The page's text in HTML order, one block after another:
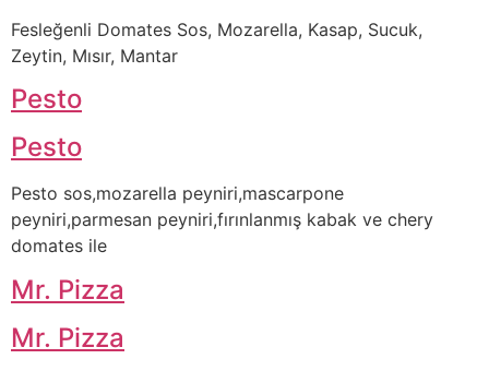
Fesleğenli Domates Sos, Mozarella, Kasap, Sucuk,
Zeytin, Mısır, Mantar
Pesto
Pesto
Pesto sos,mozarella peyniri,mascarpone
peyniri,parmesan peyniri,fırınlanmış kabak ve chery
domates ile
Mr. Pizza
Mr. Pizza